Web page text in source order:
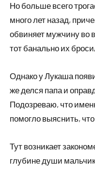
Но больше всего
много лет назад,
обвиняет мужчину во
тот банально их
Однако у Лукаша
же делся папа и
Подозреваю, что
помогло выяснить,
Тут возникает
глубине души